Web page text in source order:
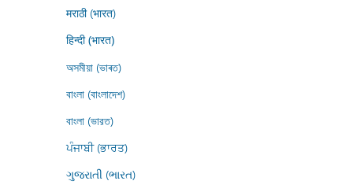
मराठी (भारत)
हिन्दी (भारत)
অসমীয়া (ভাৰত)
বাংলা (বাংলাদেশ)
বাংলা (ভারত)
ਪੰਜਾਬੀ (ਭਾਰਤ)
ગુજરાતી (ભારત)